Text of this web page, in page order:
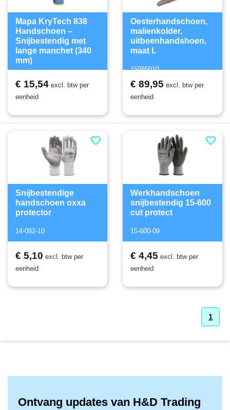
Mapa KryTech 838
Handschoen –
Snijbestendig met
lange manchet (340
mm)
838-08
€ 15,54 excl. btw per
eenheid
Oesterhandschoen,
malienkolder,
uitbeenhandshoen,
maat L
15085010
€ 89,95 excl. btw per
eenheid
Snijbestendige
handschoen oxxa
protector
14-082-10
€ 5,10 excl. btw per
eenheid
Werkhandschoen
snijbestendig 15-600
cut protect
15-600-09
€ 4,45 excl. btw per
eenheid
1
Ontvang updates van H&D Trading